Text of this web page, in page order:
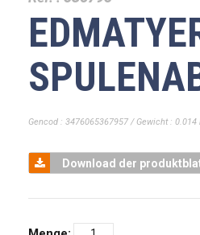
Gencod : 3476065367957 / Gewicht : 0.014
Download der